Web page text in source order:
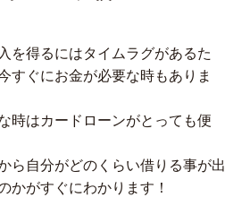
を得るにはタイムラグがあるた
すぐにお金が必要な時もありま
時はカードローンがとっても便
ら自分がどのくらい借りる事が出
かがすぐにわかります！